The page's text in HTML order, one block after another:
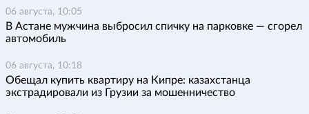
06 августа, 10:05
В Астане мужчина выбросил спичку на парковке — сгорел
автомобиль
06 августа, 10:18
Обещал купить квартиру на Кипре: казахстанца
экстрадировали из Грузии за мошенничество